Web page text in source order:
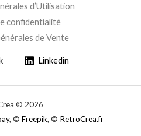
d’Utilisation
confidentialité
de Vente
Linkedin
© 2026
, © Freepik, © RetroCrea.fr